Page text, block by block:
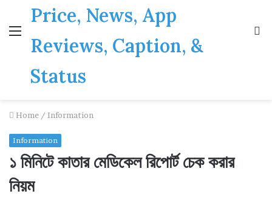
Menu
Price, News, App
Reviews, Caption, &
Status
Home / Information
Information
১ মিনিটে কাতার মেডিকেল রিপোর্ট চেক করার
নিয়ম